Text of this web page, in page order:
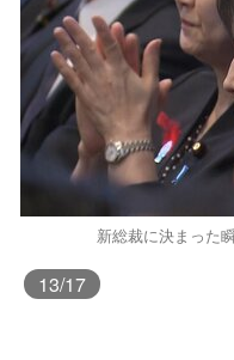
新総裁に決まった
13/17